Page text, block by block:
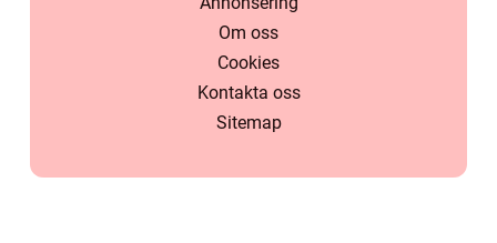
Om oss
Cookies
Kontakta oss
Sitemap